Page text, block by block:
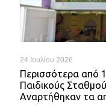
24 Ιουλίου 2026
Περισσότερα από
Παιδικούς
Αναρτήθηκαν τα